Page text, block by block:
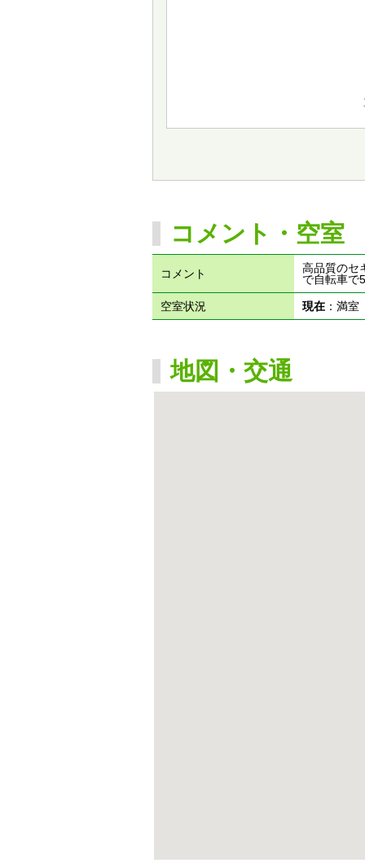
コメント・空室
コメント
高品質のセ
で自転車で
空室状況 現在：満
地図・交通